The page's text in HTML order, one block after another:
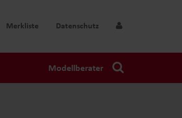
Merkliste Datenschutz
Modellberater